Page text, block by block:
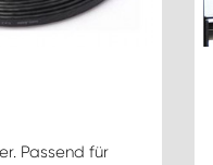
Passend für